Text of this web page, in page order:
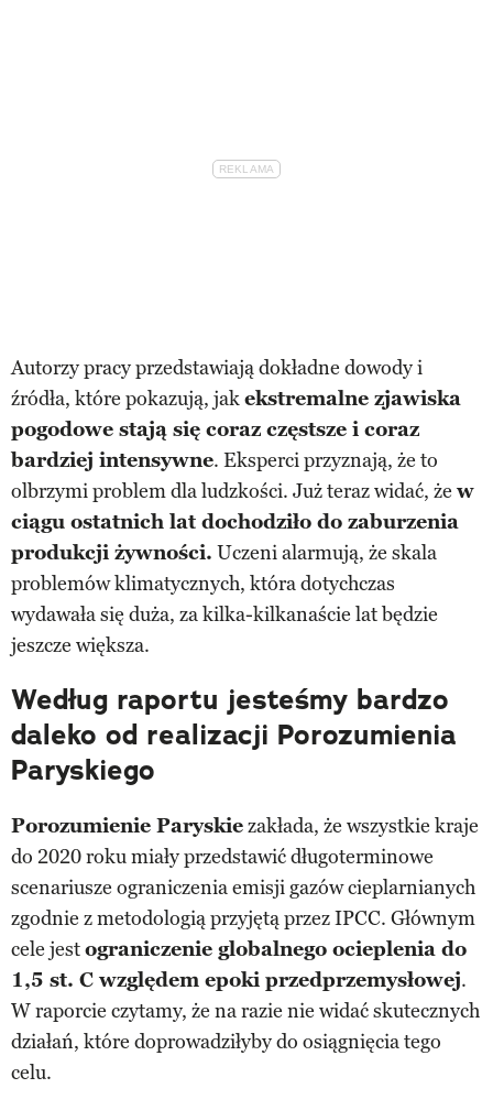
Autorzy pracy przedstawiają dokładne dowody i
źródła, które pokazują, jakekstremalne zjawiska
pogodowe stają się coraz częstsze i coraz
bardziej intensywne. Eksperci przyznają, że to
olbrzymi problem dla ludzkości. Już teraz widać, że w
ciągu ostatnich lat dochodziło do zaburzenia
produkcji żywności. Uczeni alarmują, że skala
problemów klimatycznych, która dotychczas
wydawała się duża, za kilka-kilkanaście lat będzie
jeszcze większa.
Według raportu jesteśmy bardzo
daleko od realizacji Porozumienia
Paryskiego
Porozumienie Paryskiezakłada, że wszystkie kraje
do 2020 roku miały przedstawić długoterminowe
scenariusze ograniczenia emisji gazów cieplarnianych
zgodnie z metodologią przyjętą przez IPCC. Głównym
cele jestograniczenie globalnego ocieplenia do
1,5 st. C względem epoki przedprzemysłowej.
W raporcie czytamy, że na razie nie widać skutecznych
działań, które doprowadziłyby do osiągnięcia tego
celu.